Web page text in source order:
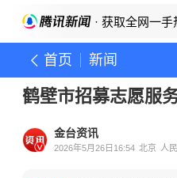
· 获取全网一手
首页 新闻
鹤壁市招募志愿服
金台资讯
2026年5月26日16:54 北京 人